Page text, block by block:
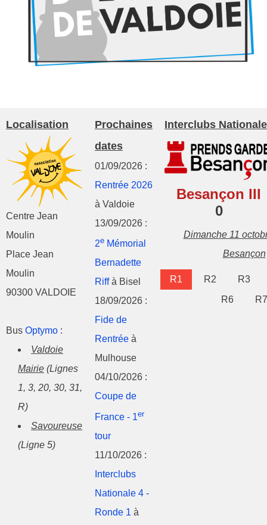
Localisation
Centre Jean
Moulin
Place Jean
Moulin
90300 VALDOIE
Bus Optymo :
Valdoie
Mairie (Lignes
1, 3, 20, 30, 31,
R)
Savoureuse
(Ligne 5)
Prochaines
dates
01/09/2026 :
Rentrée 2026
à Valdoie
13/09/2026 :
2e Mémorial
Bernadette
Riffà Bisel
18/09/2026 :
Fide de
Rentrée à
Mulhouse
04/10/2026 :
Coupe de
France - 1er
tour
11/10/2026 :
Interclubs
Nationale 4 -
Ronde 1 à
Interclubs
Besançon III
0
Dimanche 11
Besançon
R1 R2
R3
R6
R7